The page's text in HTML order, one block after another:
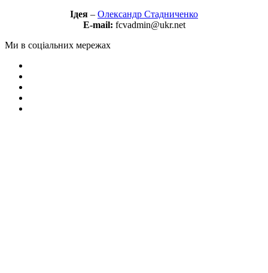
Ідея – Олександр Стадниченко
E-mail: fcvadmin@ukr.net
Ми в соціальних мережах